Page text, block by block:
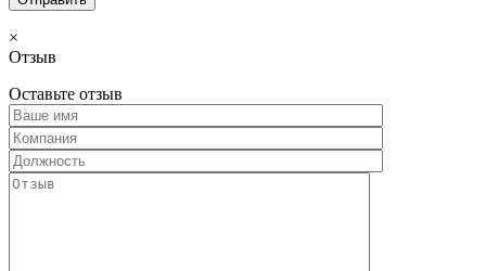
×
Отзыв
Оставьте отзыв